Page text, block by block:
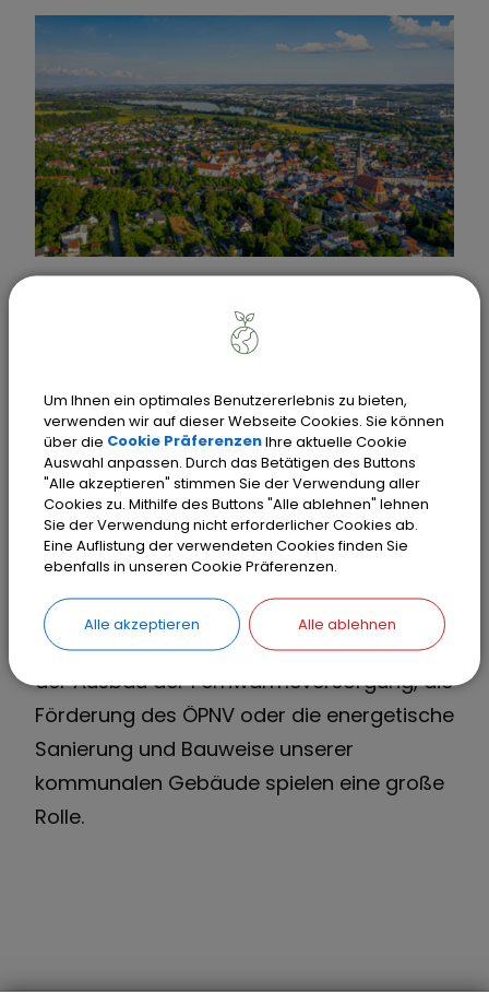
erreichen hat Dingolfing ein Vielzahl
eigener Maßnahmen zur Förderung des
Klimaschutzes entwickelt. Dazu gehört
unter anderem dasDingolfinger
Förderprogramm Klimaschutzoffensive
das Bürgerinnen und Bürger bei der
Umsetzung verschiedener
Energieeffizienzmaßnahmen und den
Ausbau erneuerbarer Energien unterstützt.
Aber auch zahlreiche weitereProjekte, wie
der Ausbau der Fernwärmeversorgung, die
Förderung des ÖPNV oder die energetische
Sanierung und Bauweise unserer
kommunalen Gebäude spielen eine große
Rolle.
Um Ihnen ein optimales Benutzererlebnis zu bieten,
verwenden wir auf dieser Webseite Cookies. Sie können
über die Cookie PräferenzenIhre aktuelle Cookie
Auswahl anpassen. Durch das Betätigen des Buttons
"Alle akzeptieren" stimmen Sie der Verwendung aller
Cookies zu. Mithilfe des Buttons "Alle ablehnen" lehnen
Sie der Verwendung nicht erforderlicher Cookies ab.
Eine Auflistung der verwendeten Cookies finden Sie
ebenfalls in unseren Cookie Präferenzen.
Alle akzeptieren Alle ablehnen